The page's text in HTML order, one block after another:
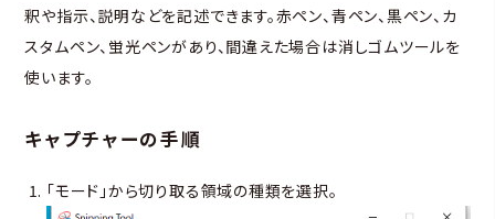
釈や指示、説明などを記述できます。赤ペン、青ペン、黒ペン、カ
スタムペン、蛍光ペンがあり、間違えた場合は消しゴムツールを
使います。
キャプチャーの手順
「モード」から切り取る領域の種類を選択。